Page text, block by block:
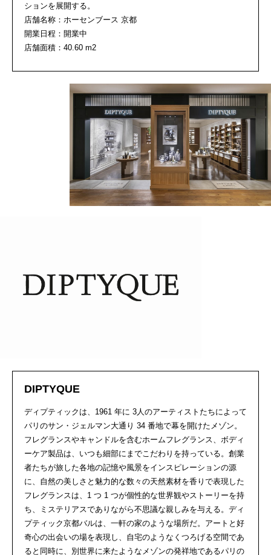
ションを展開する。
店舗名称：ホーセンブース 京都
開業日程：開業中
店舗面積：40.60 m2
DIPTYQUE
ディプティックは、1961 年に 3人のアーティストたちによって
パリのサン・ジェルマン大通り 34 番地で幕を開けたメゾン。
フレグランスやキャンドルを含むホームフレグランス、ボディ
ーケア製品は、いつも細部にまでこだわりを持っている。創業
者たちが旅した各地の記憶や風景をインスピレーションの源
に、自然の美しさと魅力的な数々の天然素材を香りで表現した
フレグランスは、1 つ 1 つが個性的な世界観やストーリーを持
ち、ミステリアスでありながら不思議な親しみを与える。ディ
プティック京都バルは、一軒の家のような場所だ。アートと好
奇心の出会いの場を表現し、自宅のようなくつろげる空間であ
ると同時に、別世界に来たようなメゾンの発祥地であるパリの